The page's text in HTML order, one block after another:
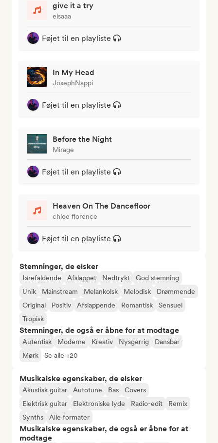
give it a try
elsaaa
Føjet til en playliste
In My Head
JosephNappi
Føjet til en playliste
Before the Night
Mirage
Føjet til en playliste
Heaven On The Dancefloor
chloe florence
Føjet til en playliste
Stemninger, de elsker
Iørefaldende Afslappet Nedtrykt
God stemning
Unik
Mainstream Melankolsk Melodisk
Drømmende
Original
Positiv Afslappende Romantisk
Sensuel
Tropisk
Stemninger, de også er åbne for at modtage
Autentisk Moderne Kreativ Nysgerrig
Dansbar
Mørk
Se alle +20
Musikalske egenskaber, de elsker
Akustisk guitar Autotune Bas
Covers
Elektrisk guitar
Elektroniske lyde Radio-edit
Remix
Synths
Alle formater
Musikalske egenskaber, de også er åbne for at
modtage